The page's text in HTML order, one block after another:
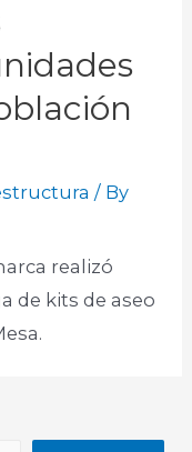
/ By
realizó
de kits de aseo